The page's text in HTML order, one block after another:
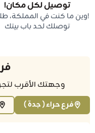
توصيل لكل مكان!
!وين ما كنت في المملكة،
توصلك لحد باب بيتك
وجهتك الأقرب
فرع حراء ( جدة )